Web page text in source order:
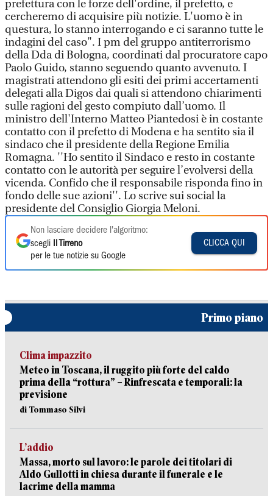
prefettura con le forze dell'ordine, il prefetto, e
cercheremo di acquisire più notizie. L'uomo è in
questura, lo stanno interrogando e ci saranno tutte le
indagini del caso". I pm del gruppo antiterrorismo
della Dda di Bologna, coordinati dal procuratore capo
Paolo Guido, stanno seguendo quanto avvenuto. I
magistrati attendono gli esiti dei primi accertamenti
delegati alla Digos dai quali si attendono chiarimenti
sulle ragioni del gesto compiuto dall’uomo. Il
ministro dell'Interno Matteo Piantedosi è in costante
contatto con il prefetto di Modena e ha sentito sia il
sindaco che il presidente della Regione Emilia
Romagna. ''Ho sentito il Sindaco e resto in costante
contatto con le autorità per seguire l’evolversi della
vicenda. Confido che il responsabile risponda fino in
fondo delle sue azioni''. Lo scrive sui social la
presidente del Consiglio Giorgia Meloni.
Non lasciare decidere l'algoritmo:
scegli
Il Tirreno
per le tue notizie su Google
CLICCA QUI
Primo piano
Clima impazzito
Meteo in Toscana, il ruggito più forte del caldo
prima della “rottura” – Rinfrescata e temporali: la
previsione
di Tommaso Silvi
L’addio
Massa, morto sul lavoro: le parole dei titolari di
Aldo Gullotti in chiesa durante il funerale e le
lacrime della mamma